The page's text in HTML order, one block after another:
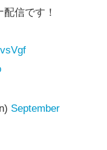
信です！
September